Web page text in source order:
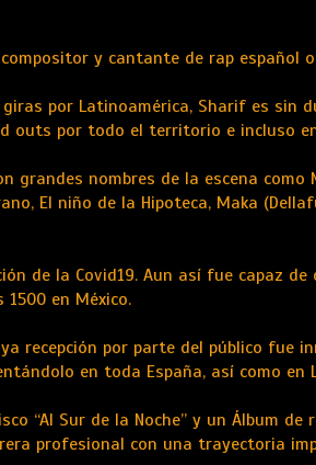
y cantante de rap español
por Latinoamérica, Sharif es sin
outs por todo el territorio e incluso
nombres de la escena como
El niño de la Hipoteca, Maka
de la Covid19. Aun así fue capaz
en México.
recepción por parte del público fue
en toda España, así como en
“Al Sur de la Noche” y un Álbum de
profesional con una trayectoria